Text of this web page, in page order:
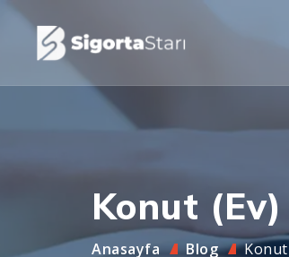
Konut
Anasayfa Blog